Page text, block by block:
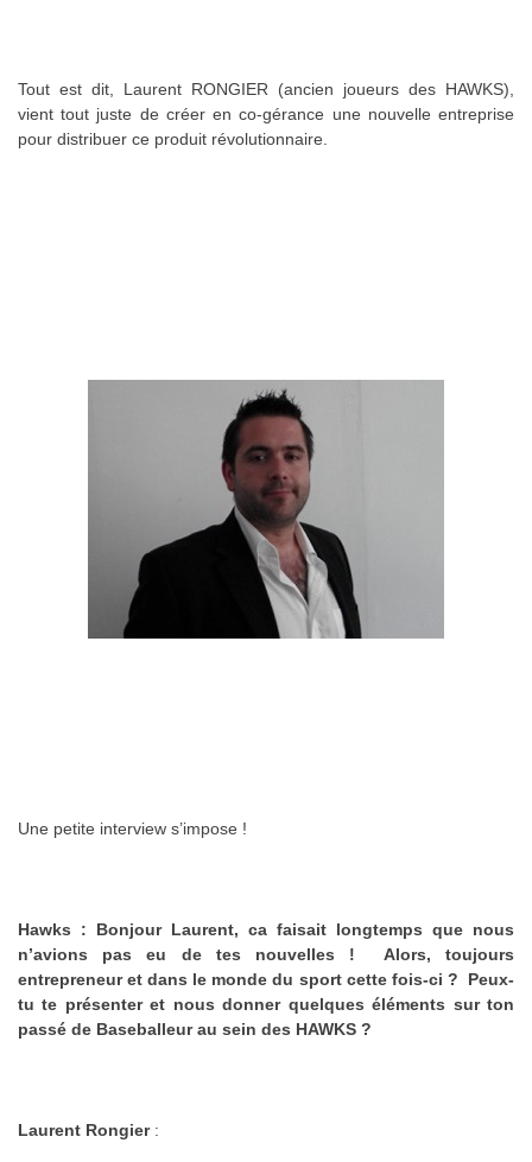
Tout est dit, Laurent RONGIER (ancien joueurs des HAWKS),
vient tout juste de créer en co-gérance une nouvelle entreprise
pour distribuer ce produit révolutionnaire.
Une petite interview s’impose !
Hawks :
Bonjour Laurent, ca faisait longtemps que nous
n’avions pas eu de tes nouvelles ! Alors, toujours
entrepreneur et dans le monde du sport cette fois-ci ? Peux-
tu te présenter et nous donner quelques éléments sur ton
passé de Baseballeur au sein des HAWKS ?
Laurent Rongier :